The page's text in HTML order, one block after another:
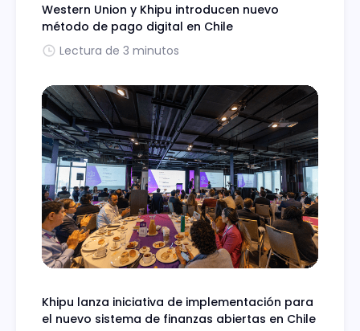
Western Union y Khipu introducen nuevo
método de pago digital en Chile
Lectura de 3 minutos
Khipu lanza iniciativa de implementación para
el nuevo sistema de finanzas abiertas en Chile